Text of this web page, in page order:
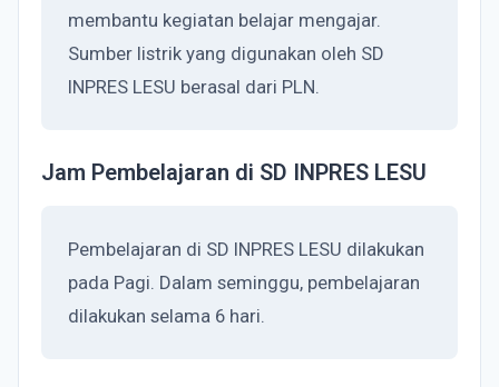
membantu kegiatan belajar mengajar.
Sumber listrik yang digunakan oleh SD
INPRES LESU berasal dari PLN.
Jam Pembelajaran di SD INPRES LESU
Pembelajaran di SD INPRES LESU dilakukan
pada Pagi. Dalam seminggu, pembelajaran
dilakukan selama 6 hari.